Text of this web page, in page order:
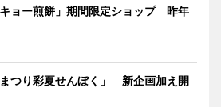
ョー煎餅」期間限定ショップ 昨年
つり彩夏せんぼく」 新企画加え開